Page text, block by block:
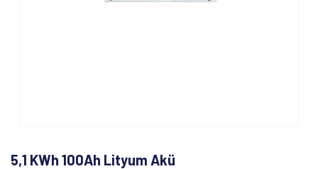
5,1 KWh 100Ah Lityum Akü